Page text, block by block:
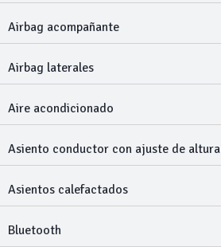
Airbag acompañante
Airbag laterales
Aire acondicionado
Asiento conductor con ajuste de altura
Asientos calefactados
Bluetooth